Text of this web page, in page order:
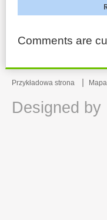
Comments are
Przykładowa strona
Designed by